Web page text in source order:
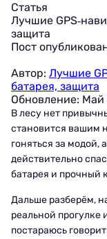
Статья
Лучшие
защита
Пост
Автор: Лучшие
батарея, защита
Обновление: Май
В лесу нет
становится вашим
гоняться за модой,
действительно
батарея и прочный
Дальше разберём,
реальной прогулке
постараюсь